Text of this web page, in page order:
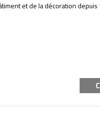
et de la décoration depuis